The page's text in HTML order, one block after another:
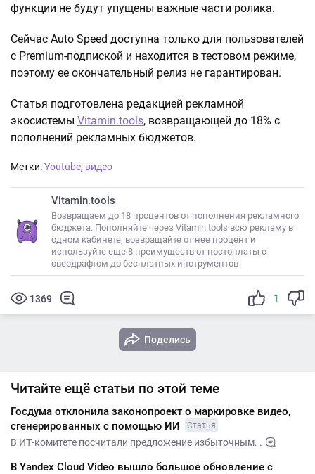
функции не будут упущены важные части ролика.
Сейчас Auto Speed доступна только для пользователей
с Premium-подпиской и находится в тестовом режиме,
поэтому ее окончательный релиз не гарантирован.
Статья подготовлена редакцией рекламной
экосистемы Vitamin.tools, возвращающей до 18% с
пополнений рекламных бюджетов.
Метки:Youtube, видео
Vitamin.tools
Возвращаем до 18 процентов от пополнения рекламного
бюджета. Пополняйте через Vitamin.tools всю рекламу в
одном кабинете, возвращайте от нее процент и
используйте еще 8 преимуществ от постоплаты с
овердрафтом до бесплатных инструментов
1369 1
Поделись
Читайте ещё статьи по этой теме
Госдума отклонила законопроект о маркировке видео,
сгенерированных с помощью ИИ
Статья
В ИТ-комитете посчитали предложение избыточным. .
В Yandex Cloud Video вышло большое обновление с